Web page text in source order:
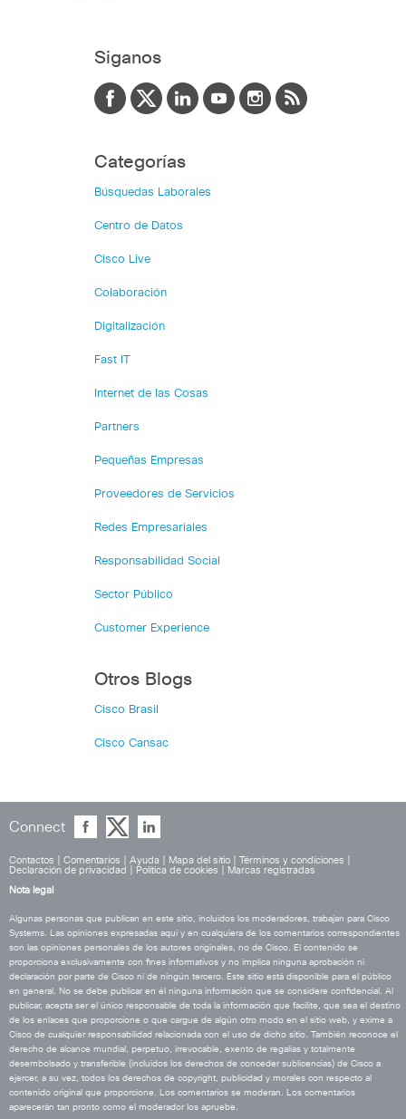
Siganos
Categorías
Búsquedas Laborales
Centro de Datos
Cisco Live
Colaboración
Digitalización
Fast IT
Internet de las Cosas
Partners
Pequeñas Empresas
Proveedores de Servicios
Redes Empresariales
Responsabilidad Social
Sector Público
Customer Experience
Otros Blogs
Cisco Brasil
Cisco Cansac
Connect
Contactos Comentarios Ayuda Mapa del sitio Términos y condiciones
Declaración de privacidad
Política de cookies
Marcas registradas
Nota legal
Algunas personas que publican en este sitio, incluidos los moderadores, trabajan para Cisco
Systems. Las opiniones expresadas aquí y en cualquiera de los comentarios correspondientes
son las opiniones personales de los autores originales, no de Cisco. El contenido se
proporciona exclusivamente con fines informativos y no implica ninguna aprobación ni
declaración por parte de Cisco ni de ningún tercero. Este sitio está disponible para el público
en general. No se debe publicar en él ninguna información que se considere confidencial. Al
publicar, acepta ser el único responsable de toda la información que facilite, que sea el destino
de los enlaces que proporcione o que cargue de algún otro modo en el sitio web, y exime a
Cisco de cualquier responsabilidad relacionada con el uso de dicho sitio. También reconoce el
derecho de alcance mundial, perpetuo, irrevocable, exento de regalías y totalmente
desembolsado y transferible (incluidos los derechos de conceder sublicencias) de Cisco a
ejercer, a su vez, todos los derechos de copyright, publicidad y morales con respecto al
contenido original que proporcione. Los comentarios se moderan. Los comentarios
aparecerán tan pronto como el moderador los apruebe.